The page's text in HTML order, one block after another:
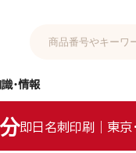
・情報
即日名刺印刷｜東京